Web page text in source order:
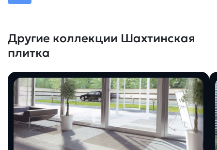
Другие коллекции Шахтинская
плитка